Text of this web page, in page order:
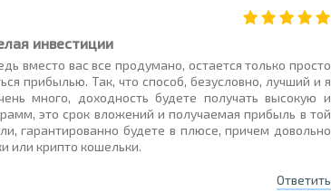
инвестиции
вместо вас все продумано, остается только просто
прибылью. Так, что способ, безусловно, лучший и я
много, доходность будете получать высокую и
это срок вложений и получаемая прибыль в той
гарантированно будете в плюсе, причем довольно
или крипто кошельки.
Ответить